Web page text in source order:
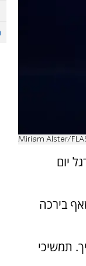
יום
בירכה
תמשיכי